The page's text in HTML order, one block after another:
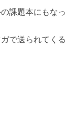
課題本にもな
で送られてく